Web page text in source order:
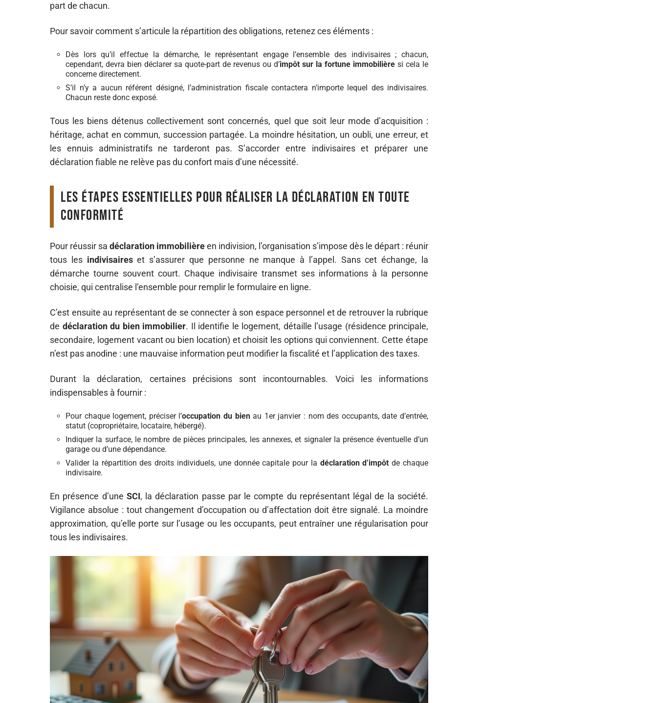
part de chacun.
Pour savoir comment s’articule la répartition des obligations, retenez ces éléments :
Dès lors qu’il effectue la démarche, le représentant engage l’ensemble des indivisaires ; chacun,
cependant, devra bien déclarer sa quote-part de revenus ou d’impôt sur la fortune immobilière si cela le
concerne directement.
S’il n’y a aucun référent désigné, l’administration fiscale contactera n’importe lequel des indivisaires.
Chacun reste donc exposé.
Tous les biens détenus collectivement sont concernés, quel que soit leur mode d’acquisition :
héritage, achat en commun, succession partagée. La moindre hésitation, un oubli, une erreur, et
les ennuis administratifs ne tarderont pas. S’accorder entre indivisaires et préparer une
déclaration fiable ne relève pas du confort mais d’une nécessité.
Les étapes essentielles pour réaliser la déclaration en toute
conformité
Pour réussir sa déclaration immobilièreen indivision, l’organisation s’impose dès le départ : réunir
tous les indivisaireset s’assurer que personne ne manque à l’appel. Sans cet échange, la
démarche tourne souvent court. Chaque indivisaire transmet ses informations à la personne
choisie, qui centralise l’ensemble pour remplir le formulaire en ligne.
C’est ensuite au représentant de se connecter à son espace personnel et de retrouver la rubrique
de déclaration du bien immobilier. Il identifie le logement, détaille l’usage (résidence principale,
secondaire, logement vacant ou bien location) et choisit les options qui conviennent. Cette étape
n’est pas anodine : une mauvaise information peut modifier la fiscalité et l’application des taxes.
Durant la déclaration, certaines précisions sont incontournables. Voici les informations
indispensables à fournir :
Pour chaque logement, préciser l’occupation du bienau 1er janvier : nom des occupants, date d’entrée,
statut (copropriétaire, locataire, hébergé).
Indiquer la surface, le nombre de pièces principales, les annexes, et signaler la présence éventuelle d’un
garage ou d’une dépendance.
Valider la répartition des droits individuels, une donnée capitale pour la déclaration d’impôt de chaque
indivisaire.
En présence d’une SCI, la déclaration passe par le compte du représentant légal de la société.
Vigilance absolue : tout changement d’occupation ou d’affectation doit être signalé. La moindre
approximation, qu’elle porte sur l’usage ou les occupants, peut entraîner une régularisation pour
tous les indivisaires.